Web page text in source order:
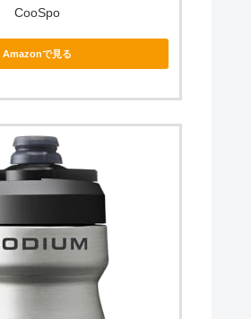
CooSpo
Amazonで見る